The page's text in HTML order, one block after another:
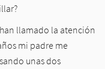
llamado la atención
mi padre me
unas dos